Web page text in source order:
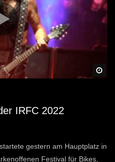
IRFC 2022
gestern am Hauptplatz in
Festival für Bikes,